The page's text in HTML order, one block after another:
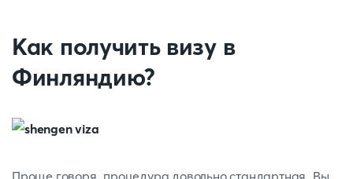
Как получить визу в
Финляндию?
Проще говоря, процедура довольно стандартная. Вы